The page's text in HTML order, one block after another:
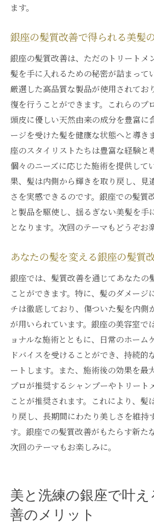
ます。
銀座の髪質改善で得られる美髪
銀座の髪質改善は、ただのトリートメ
髪を手に入れるための秘密が詰まって
厳選した高品質な製品が使用されてお
復を行うことができます。これらのプ
頭皮に優しい天然由来の成分を豊富に
ージを受けた髪を健康な状態へと導き
座のスタイリストたちは豊富な経験と
個々のニーズに応じた施術を提供して
果、髪は内側から輝きを取り戻し、見
さを実感できるのです。銀座での髪質
と製品を駆使し、揺るぎない美髪を手
となります。次回のテーマもどうぞお
あなたの髪を変える銀座の髪質
銀座では、髪質改善を通じてあなたの
ことができます。特に、髪のダメージ
チは徹底しており、傷ついた髪を内側
が用いられています。銀座の美容室で
ョナルな施術とともに、日常のホーム
ドバイスを受けることができ、持続的
ートします。また、施術後の効果を最
プロが推奨するシャンプーやトリート
ことが推奨されます。これにより、髪
り戻し、長期間にわたり美しさを維持
す。銀座での髪質改善がもたらす新た
次回のテーマもお楽しみに。
美と洗練の銀座で叶え
善のメリット